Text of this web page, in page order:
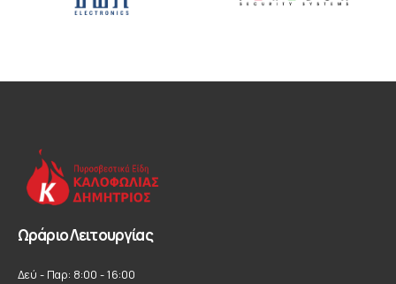
Ωράριο Λειτουργίας
Δεύ - Παρ: 8:00 - 16:00